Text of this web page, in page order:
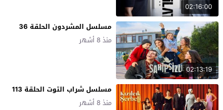
02:16:00
02:13:19
مسلسل المشردون الحلقة 36
منذ 8 أشهر
مسلسل شراب التوت الحلقة 113
منذ 8 أشهر